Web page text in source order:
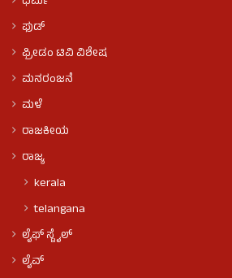
ಫುಡ್​​
ಫ್ರೀಡಂ ಟಿವಿ ವಿಶೇಷ
ಮನರಂಜನೆ
ಮಳೆ
ರಾಜಕೀಯ
ರಾಜ್ಯ
kerala
telangana
ಲೈಫ್ ಸ್ಟೈಲ್
ಲೈವ್